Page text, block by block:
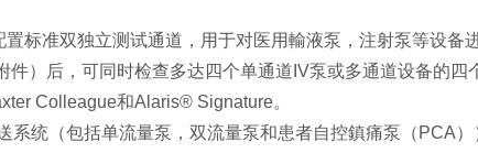
置标准双独立测试通道，用于对医用輸液泵，注射泵等设备
）后，可同时检查多达四个单通道IV泵或多通道设备的四
Colleague和Alaris® Signature。
系统（包括单流量泵，双流量泵和患者自控鎮痛泵（PCA